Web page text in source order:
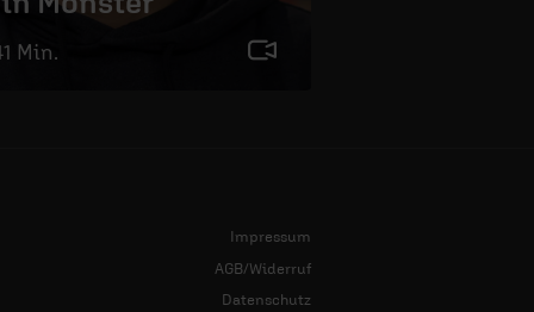
Min.
Impressum
AGB/Widerruf
Datenschutz